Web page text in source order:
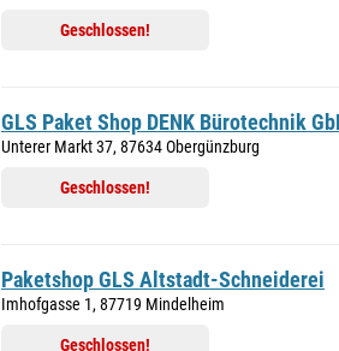
Geschlossen!
GLS Paket Shop DENK Bürotechnik
Unterer Markt 37, 87634 Obergünzburg
Geschlossen!
Paketshop GLS Altstadt-Schneiderei
Imhofgasse 1, 87719 Mindelheim
Geschlossen!